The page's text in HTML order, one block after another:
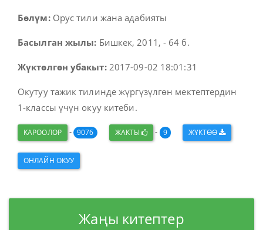
Бөлүм:Орус тили жана адабияты
Басылган жылы: Бишкек, 2011, - 64 б.
Жүктөлгөн убакыт:2017-09-02 18:01:31
Окутуу тажик тилинде жүргүзүлгөн мектептердин
1-классы үчүн окуу китеби.
КАРООЛОР - 9076 ЖАКТЫ - 9 ЖҮКТӨӨ
ОНЛАЙН ОКУУ
Жаңы китептер